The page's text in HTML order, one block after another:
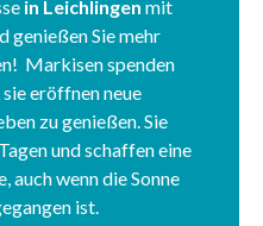
in Leichlingen mit
genießen Sie mehr
Markisen spenden
eröffnen neue
zu genießen. Sie
und schaffen eine
auch wenn die Sonne
ist.